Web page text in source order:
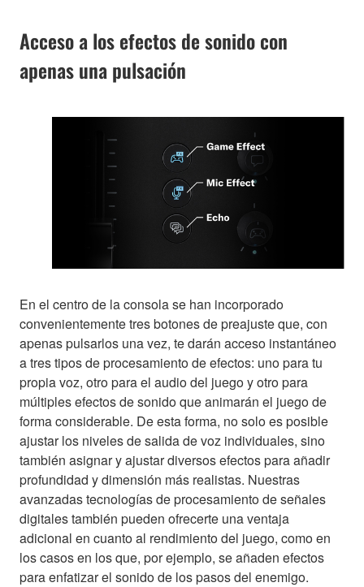
Acceso a los efectos de sonido con
apenas una pulsación
En el centro de la consola se han incorporado
convenientemente tres botones de preajuste que, con
apenas pulsarlos una vez, te darán acceso instantáneo
a tres tipos de procesamiento de efectos: uno para tu
propia voz, otro para el audio del juego y otro para
múltiples efectos de sonido que animarán el juego de
forma considerable. De esta forma, no solo es posible
ajustar los niveles de salida de voz individuales, sino
también asignar y ajustar diversos efectos para añadir
profundidad y dimensión más realistas. Nuestras
avanzadas tecnologías de procesamiento de señales
digitales también pueden ofrecerte una ventaja
adicional en cuanto al rendimiento del juego, como en
los casos en los que, por ejemplo, se añaden efectos
para enfatizar el sonido de los pasos del enemigo.